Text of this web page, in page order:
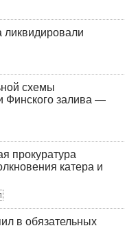
схемы
Финского залива —
прокуратура
катера и
в обязательных